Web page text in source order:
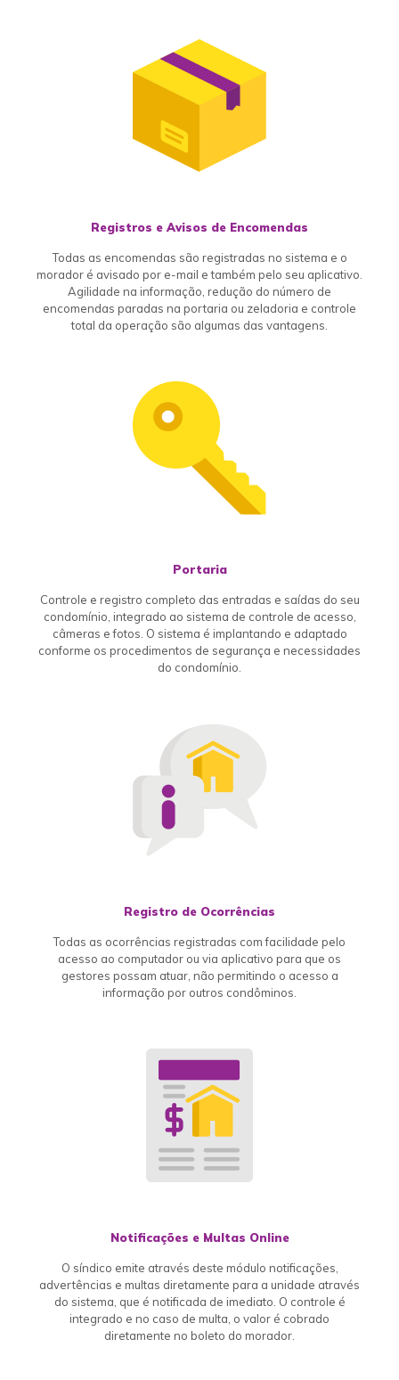
Registros e Avisos de Encomendas
Todas as encomendas são registradas no sistema e o
morador é avisado por e-mail e também pelo seu aplicativo.
Agilidade na informação, redução do número de
encomendas paradas na portaria ou zeladoria e controle
total da operação são algumas das vantagens.
Portaria
Controle e registro completo das entradas e saídas do seu
condomínio, integrado ao sistema de controle de acesso,
câmeras e fotos. O sistema é implantando e adaptado
conforme os procedimentos de segurança e necessidades
do condomínio.
Registro de Ocorrências
Todas as ocorrências registradas com facilidade pelo
acesso ao computador ou via aplicativo para que os
gestores possam atuar, não permitindo o acesso a
informação por outros condôminos.
Notificações e Multas Online
O síndico emite através deste módulo notificações,
advertências e multas diretamente para a unidade através
do sistema, que é notificada de imediato. O controle é
integrado e no caso de multa, o valor é cobrado
diretamente no boleto do morador.